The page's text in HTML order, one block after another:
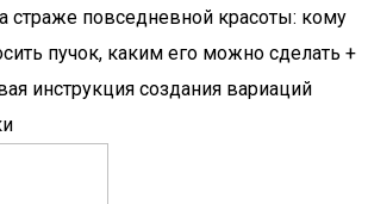
страже повседневной красоты: кому
пучок, каким его можно сделать +
инструкция создания вариаций